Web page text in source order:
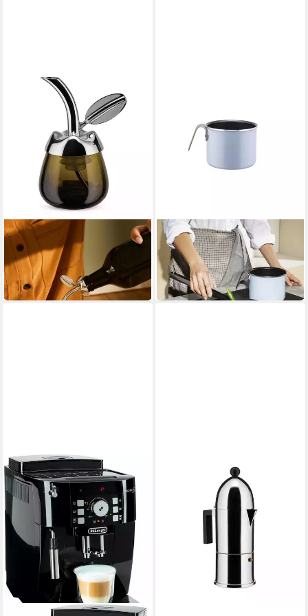
ALESSI
Ölausgießer Olivenölkoster
Fior d'olio
49,00 €
in 2-3 Werktagen bei dir
ALESSI
Kochtopf Tama
Milchkochtopf
69,00 €
in 2-3 Werktagen bei dir